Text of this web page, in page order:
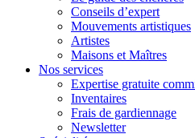
Conseils d’expert
Mouvements artistiques
Artistes
Maisons et Maîtres
Nos services
Expertise gratuite
Inventaires
Frais de gardiennage
Newsletter